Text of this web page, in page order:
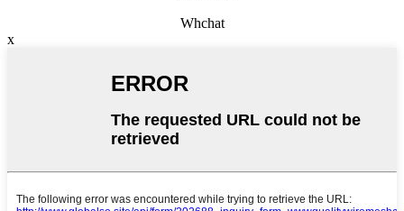
Whchat
x